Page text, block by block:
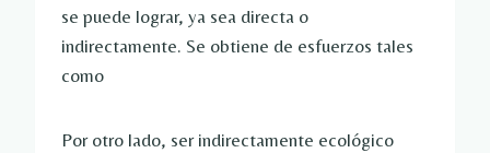
se puede lograr, ya sea directa o
indirectamente. Se obtiene de esfuerzos tales
como
Por otro lado, ser indirectamente ecológico